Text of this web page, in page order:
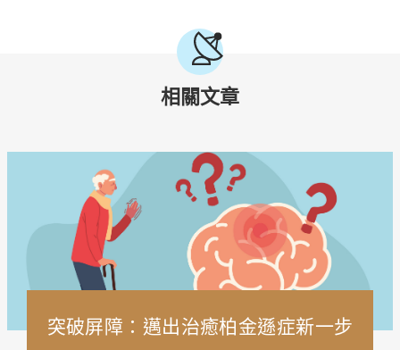
相關文章
突破屏障：邁出治癒柏金遜症新一步